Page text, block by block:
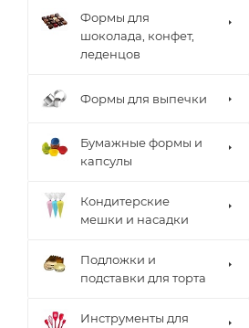
Формы для
шоколада, конфет,
леденцов
Формы для выпечки
Бумажные формы и
капсулы
Кондитерские
мешки и насадки
Подложки и
подставки для торта
Инструменты для